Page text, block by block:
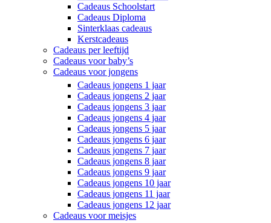
Cadeaus Schoolstart
Cadeaus Diploma
Sinterklaas cadeaus
Kerstcadeaus
Cadeaus per leeftijd
Cadeaus voor baby’s
Cadeaus voor jongens
Cadeaus jongens 1 jaar
Cadeaus jongens 2 jaar
Cadeaus jongens 3 jaar
Cadeaus jongens 4 jaar
Cadeaus jongens 5 jaar
Cadeaus jongens 6 jaar
Cadeaus jongens 7 jaar
Cadeaus jongens 8 jaar
Cadeaus jongens 9 jaar
Cadeaus jongens 10 jaar
Cadeaus jongens 11 jaar
Cadeaus jongens 12 jaar
Cadeaus voor meisjes